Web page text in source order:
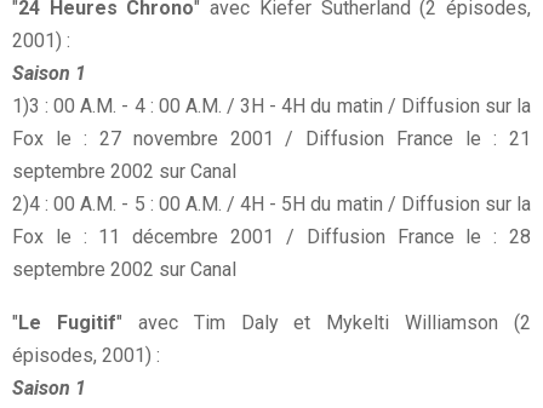
"24 Heures Chrono" avec Kiefer Sutherland (2 épisodes,
2001) :
Saison 1
1)3 : 00 A.M. - 4 : 00 A.M. / 3H - 4H du matin / Diffusion sur la
Fox le : 27 novembre 2001 / Diffusion France le : 21
septembre 2002 sur Canal
2)4 : 00 A.M. - 5 : 00 A.M. / 4H - 5H du matin / Diffusion sur la
Fox le : 11 décembre 2001 / Diffusion France le : 28
septembre 2002 sur Canal
"Le Fugitif" avec Tim Daly et Mykelti Williamson (2
épisodes, 2001) :
Saison 1